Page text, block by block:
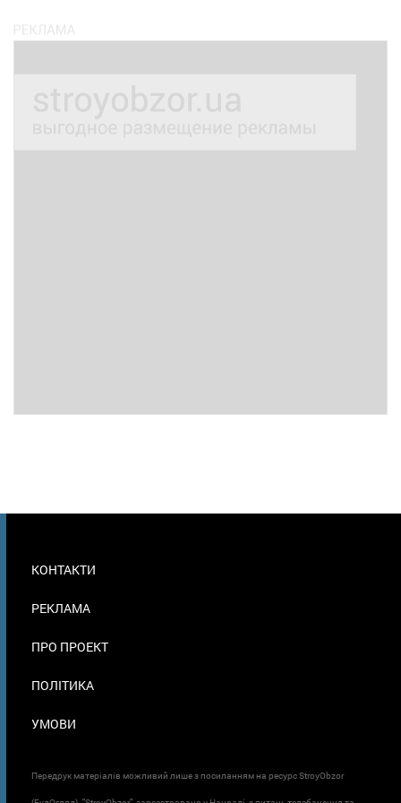
В
КОНТАКТИ
РЕКЛАМА
ПРО ПРОЕКТ
ПОЛІТИКА
УМОВИ
Передрук матеріалів можливий лише з посиланням на ресурс StroyObzor